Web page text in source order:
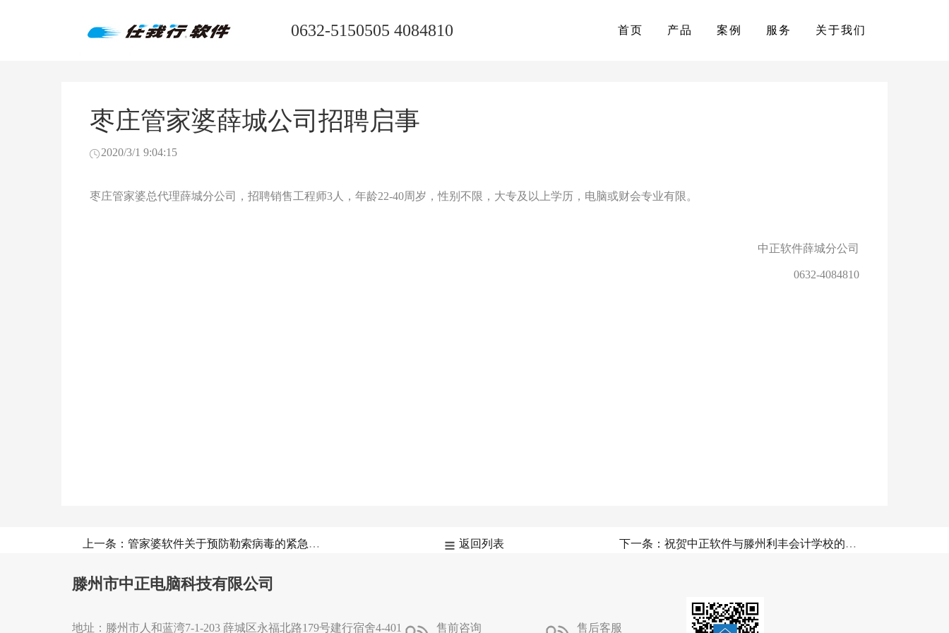
0632-5150505 4084810 首页 产品 案例 服务 关于我们
枣庄管家婆薛城公司招聘启事
2020/3/1 9:04:15
枣庄管家婆总代理薛城分公司，招聘销售工程师3人，年龄22-40周岁，性别不限，大专及以上学历，电脑或财会专业有限。
中正软件薛城分公司
0632-4084810
上一条：管家婆软件关于预防勒索病毒的紧急通知 返回列表 下一条：祝贺中正软件与滕州利丰会计学校的联合培训圆满成功
滕州市中正电脑科技有限公司
地址：滕州市人和蓝湾7-1-203 薛城区永福北路179号建行宿舍4-401 售前咨询 售后客服